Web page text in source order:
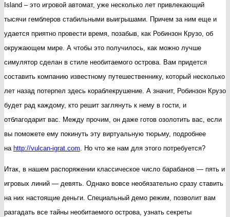
Island – это игровой автомат, уже несколько лет привлекающий
тысячи гемблеров стабильными выигрышами. Причем за ним еще и
удается приятно провести время, позабыв, как Робинзон Крузо, об
окружающем мире. А чтобы это получилось, как можно лучше
симулятор сделан в стиле необитаемого острова. Вам придется
составить компанию известному путешественнику, который несколько
лет назад потерпел здесь кораблекрушение. А значит, Робинзон Крузо
будет рад каждому, кто решит заглянуть к нему в гости, и
отблагодарит вас. Между прочим, он даже готов озолотить вас, если
вы поможете ему покинуть эту виртуальную тюрьму, подробнее
на http://vulcan-igrat.com . Но что же нам для этого потребуется?
Итак, в нашем распоряжении классическое число барабанов — пять и
игровых линий — девять. Однако вовсе необязательно сразу ставить
на них настоящие деньги. Специальный демо режим, позволит вам
разгадать все тайны необитаемого острова, узнать секреты